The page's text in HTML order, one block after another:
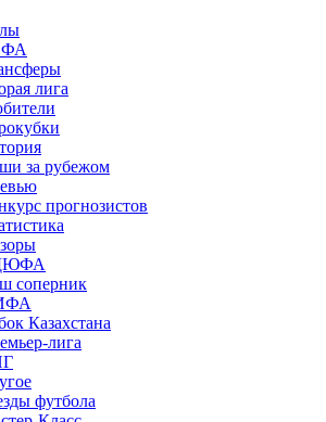
лига
за рубежом
прогнозистов
соперник
Казахстана
лига
футбола